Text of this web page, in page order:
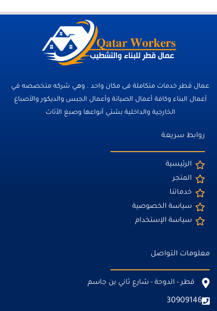
عمال قطر خدمات متكاملة فى مكان واحد . وهي شركه متخصصه في
أعمال البناء وكافة أعمال الصيانة وأعمال الجبس والديكور والأصباغ
الخارجية والداخلية بشتي أنواعها وصبغ الأثاث
روابط سريعة
الرئيسية
المتجر
خدماتنا
سياسة الخصوصية
سياسة الإستخدام
معلومات التواصل
قطر - الدوحة - شارع ثاني بن جاسم
30909146